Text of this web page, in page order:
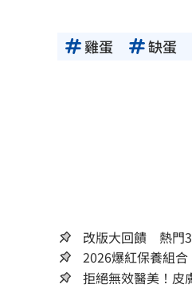
雞蛋 缺蛋
改版大回饋 熱門
2026爆紅保養組
拒絕無效醫美！皮